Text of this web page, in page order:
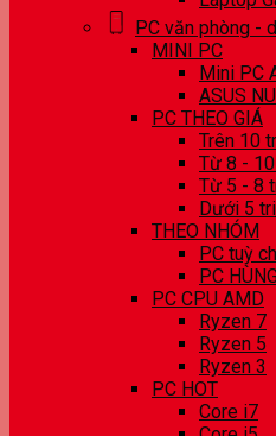
PC văn phòng -
MINI PC
Mini PC
ASUS
PC THEO GIÁ
Trên 10
Từ 8 -
Từ 5 - 8
Dưới 5
THEO NHÓM
PC tuỳ
PC
PC CPU AMD
Ryzen 7
Ryzen 5
Ryzen 3
PC HOT
Core i7